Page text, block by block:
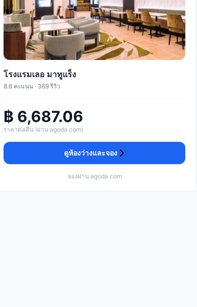
โรงแรมเลอ มาทูแร็ง
8.6 คะแนน · 369 รีวิว
฿ 6,687.06
ราคาต่อคืน (ผ่าน agoda.com)
ดูห้องว่างและจอง
จองผ่าน agoda.com